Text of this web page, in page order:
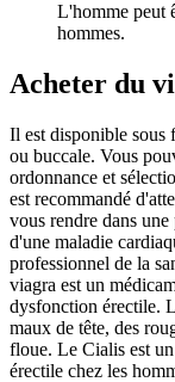
L'homme peut
hommes.
Acheter du
Il est disponible sous
ou buccale. Vous
ordonnance et
est recommandé
vous rendre dans
d'une maladie
professionnel de la
viagra est un
dysfonction érectile.
maux de tête, des
floue. Le Cialis est
érectile chez les